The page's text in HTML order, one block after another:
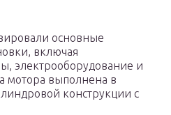
основные
включая
электрооборудование и
мотора выполнена в
конструкции с